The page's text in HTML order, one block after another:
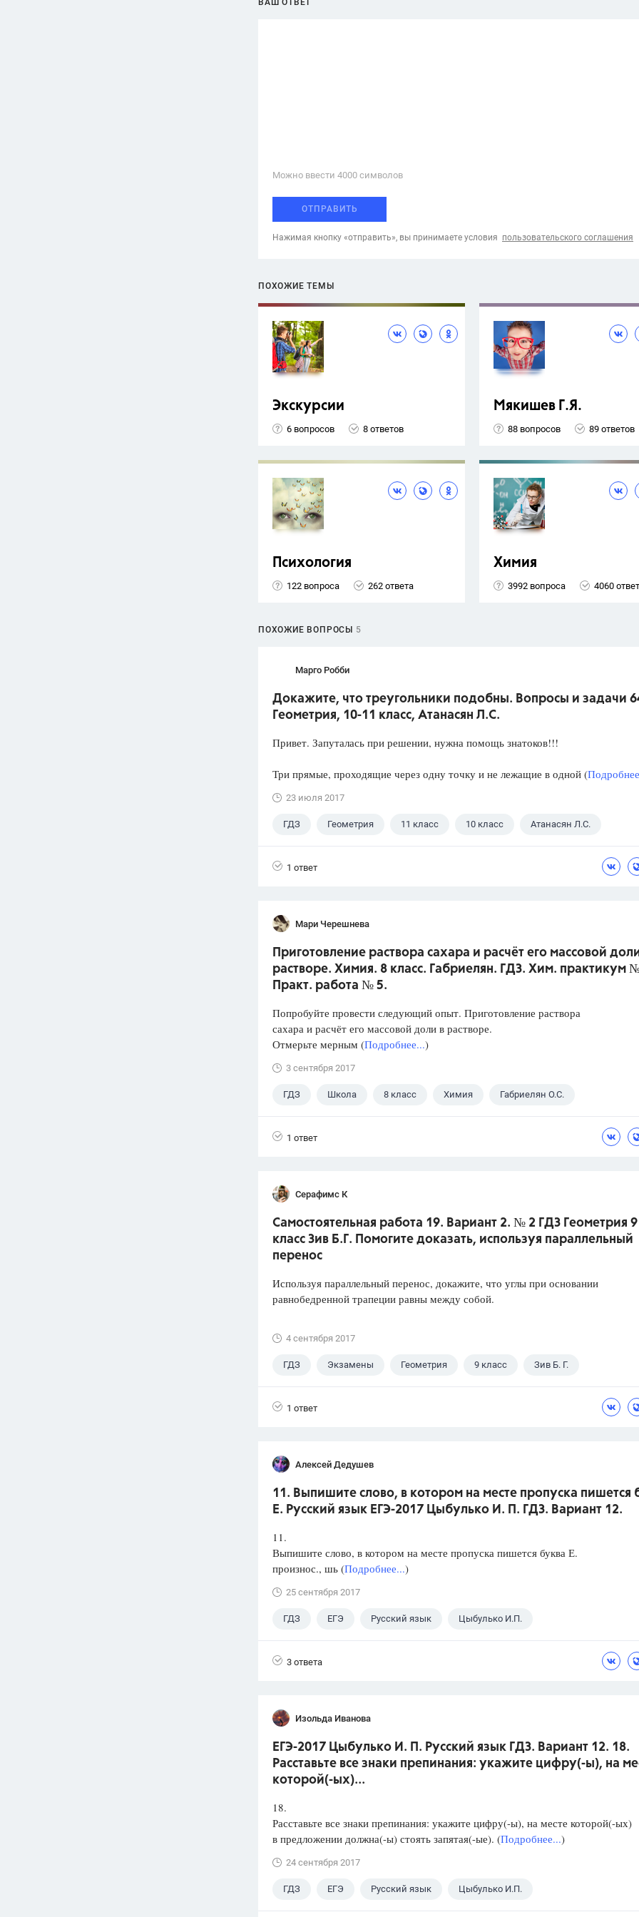
ВАШ ОТВЕТ
Можно ввести 4000 cимволов
ОТПРАВИТЬ
Нажимая кнопку «отправить», вы принимаете условия пользовательского соглашения
ПОХОЖИЕ ТЕМЫ
Экскурсии
6 вопросов 8 ответов
Мякишев Г.Я.
88 вопросов 89 ответов
Психология
122 вопроса 262 ответа
Химия
3992 вопроса 4060
ПОХОЖИЕ ВОПРОСЫ 5
Марго Робби
Докажите, что треугольники подобны. Вопросы и задачи
Геометрия, 10-11 класс, Атанасян Л.С.
Привет. Запуталась при решении, нужна помощь знатоков!!!
Три прямые, проходящие через одну точку и не лежащие в одной (
23 июля 2017
ГДЗ Геометрия 11 класс 10 класс Атанасян Л.С.
1 ответ
Мари Черешнева
Приготовление раствора сахара и расчёт его массовой
растворе. Химия. 8 класс. Габриелян. ГДЗ. Хим. практикум
Практ. работа № 5.
Попробуйте провести следующий опыт. Приготовление раствора
сахара и расчёт его массовой доли в растворе.
Отмерьте мерным (Подробнее...)
3 сентября 2017
ГДЗ Школа 8 класс Химия Габриелян О.С.
1 ответ
Серафимс К
Самостоятельная работа 19. Вариант 2. № 2 ГДЗ Геометрия 9
класс Зив Б.Г. Помогите доказать, используя параллельный
перенос
Используя параллельный перенос, докажите, что углы при основании
равнобедренной трапеции равны между собой.
4 сентября 2017
ГДЗ Экзамены Геометрия 9 класс Зив Б. Г.
1 ответ
Алексей Дедушев
11. Выпишите слово, в котором на месте пропуска пишется
Е. Русский язык ЕГЭ-2017 Цыбулько И. П. ГДЗ. Вариант 12.
11.
Выпишите слово, в котором на месте пропуска пишется буква Е.
произнос., шь (Подробнее...)
25 сентября 2017
ГДЗ ЕГЭ Русский язык Цыбулько И.П.
3 ответа
Изольда Иванова
ЕГЭ-2017 Цыбулько И. П. Русский язык ГДЗ. Вариант 12. 18.
Расставьте все знаки препинания: укажите цифру(-ы), на
которой(-ых)...
18.
Расставьте все знаки препинания: укажите цифру(-ы), на месте которой(-ых)
в предложении должна(-ы) стоять запятая(-ые). (Подробнее...)
24 сентября 2017
ГДЗ ЕГЭ Русский язык Цыбулько И.П.